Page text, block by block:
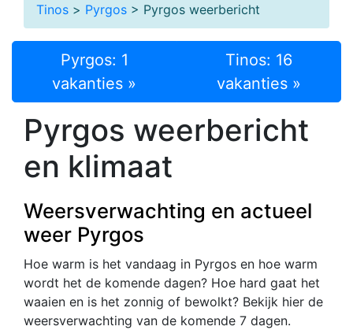
Tinos > Pyrgos > Pyrgos weerbericht
Pyrgos: 1
vakanties »
Tinos: 16
vakanties »
Pyrgos weerbericht
en klimaat
Weersverwachting en actueel
weer Pyrgos
Hoe warm is het vandaag in Pyrgos en hoe warm
wordt het de komende dagen? Hoe hard gaat het
waaien en is het zonnig of bewolkt? Bekijk hier de
weersverwachting van de komende 7 dagen.